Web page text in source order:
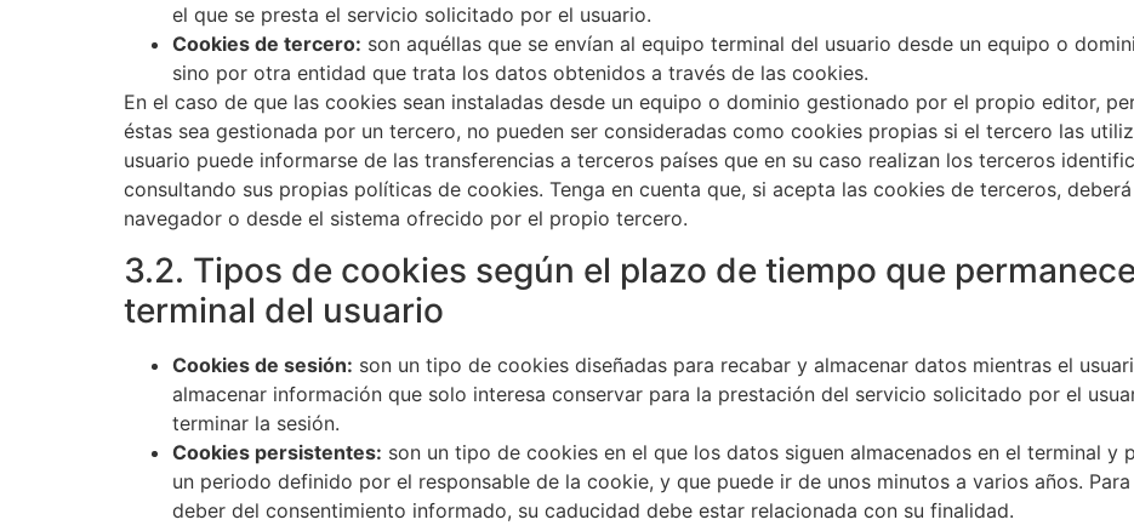
el que se presta el servicio solicitado por el usuario.
Cookies de tercero: son aquéllas que se envían al equipo terminal del usuario desde un equipo o
sino por otra entidad que trata los datos obtenidos a través de las cookies.
En el caso de que las cookies sean instaladas desde un equipo o dominio gestionado por el propio editor,
éstas sea gestionada por un tercero, no pueden ser consideradas como cookies propias si el tercero las
usuario puede informarse de las transferencias a terceros países que en su caso realizan los terceros
consultando sus propias políticas de cookies. Tenga en cuenta que, si acepta las cookies de terceros,
navegador o desde el sistema ofrecido por el propio tercero.
3.2. Tipos de cookies según el plazo de tiempo que
terminal del usuario
Cookies de sesión: son un tipo de cookies diseñadas para recabar y almacenar datos mientras el
almacenar información que solo interesa conservar para la prestación del servicio solicitado por el
terminar la sesión.
Cookies persistentes: son un tipo de cookies en el que los datos siguen almacenados en el terminal
un periodo definido por el responsable de la cookie, y que puede ir de unos minutos a varios años.
deber del consentimiento informado, su caducidad debe estar relacionada con su finalidad.